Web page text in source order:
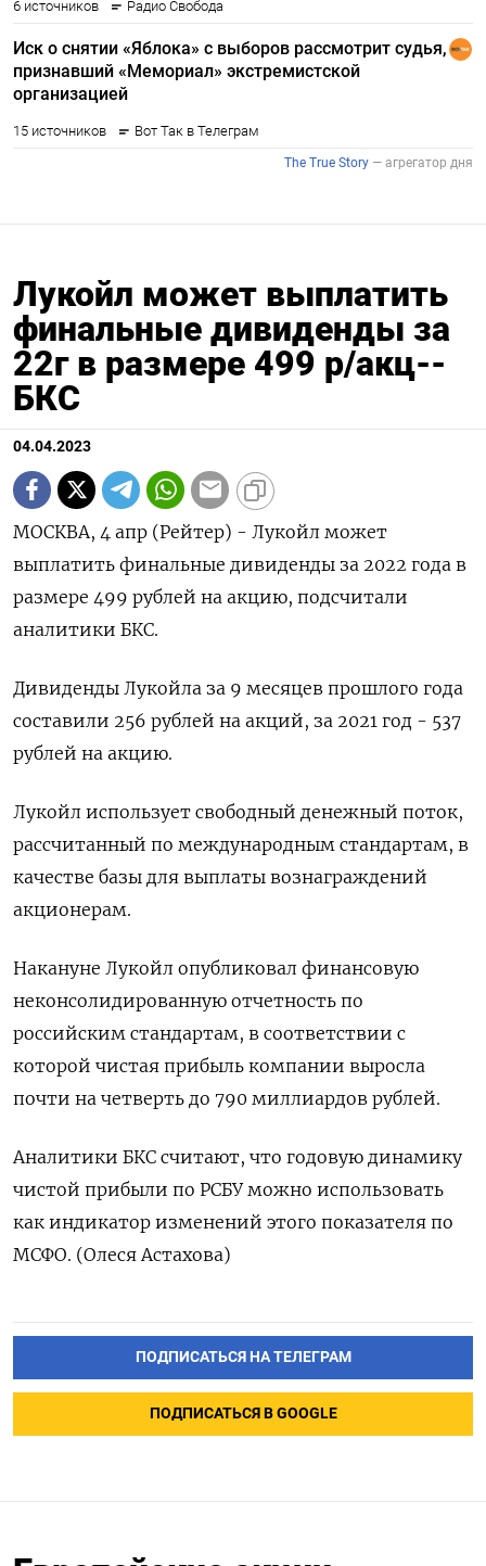
Лукойл может выплатить
финальные дивиденды за
22г в размере 499 р/акц--
БКС
04.04.2023
МОСКВА, 4 апр (Рейтер) - Лукойл может
выплатить финальные дивиденды за 2022 года в
размере 499 рублей на акцию, подсчитали
аналитики БКС.
Дивиденды Лукойла за 9 месяцев прошлого года
составили 256 рублей на акций, за 2021 год - 537
рублей на акцию.
Лукойл использует свободный денежный поток,
рассчитанный по международным стандартам, в
качестве базы для выплаты вознаграждений
акционерам.
Накануне Лукойл опубликовал финансовую
неконсолидированную отчетность по
российским стандартам, в соответствии с
которой чистая прибыль компании выросла
почти на четверть до 790 миллиардов рублей.
Аналитики БКС считают, что годовую динамику
чистой прибыли по РСБУ можно использовать
как индикатор изменений этого показателя по
МСФО. (Олеся Астахова)
ПОДПИСАТЬСЯ НА ТЕЛЕГРАМ
ПОДПИСАТЬСЯ В GOOGLE